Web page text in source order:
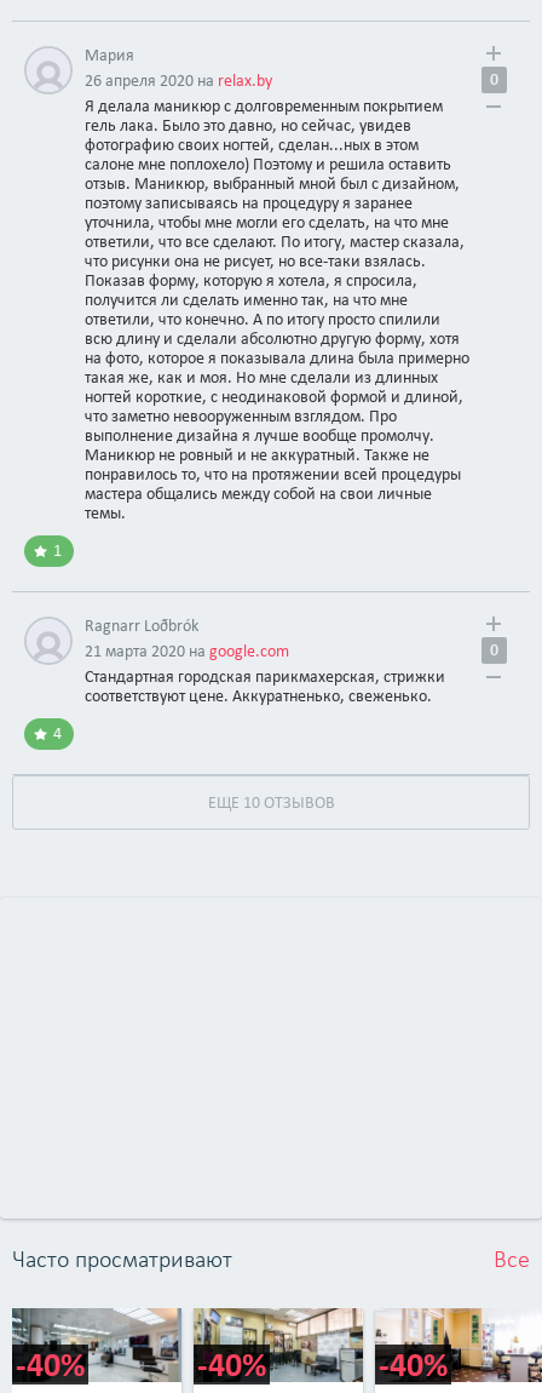
Мария
26 апреля 2020 на relax.by
Я делала маникюр с долговременным покрытием
гель лака. Было это давно, но сейчас, увидев
фотографию своих ногтей, сделан...ных в этом
салоне мне поплохело) Поэтому и решила оставить
отзыв. Маникюр, выбранный мной был с дизайном,
поэтому записываясь на процедуру я заранее
уточнила, чтобы мне могли его сделать, на что мне
ответили, что все сделают. По итогу, мастер сказала,
что рисунки она не рисует, но все-таки взялась.
Показав форму, которую я хотела, я спросила,
получится ли сделать именно так, на что мне
ответили, что конечно. А по итогу просто спилили
всю длину и сделали абсолютно другую форму, хотя
на фото, которое я показывала длина была примерно
такая же, как и моя. Но мне сделали из длинных
ногтей короткие, с неодинаковой формой и длиной,
что заметно невооруженным взглядом. Про
выполнение дизайна я лучше вообще промолчу.
Маникюр не ровный и не аккуратный. Также не
понравилось то, что на протяжении всей процедуры
мастера общались между собой на свои личные
темы.
0
1
Ragnarr Loðbrók
21 марта 2020 на google.com
Стандартная городская парикмахерская, стрижки
соответствуют цене. Аккуратненько, свеженько.
0
4
ЕЩЕ 10 ОТЗЫВОВ
Часто просматривают Все
-40% -40% -40%